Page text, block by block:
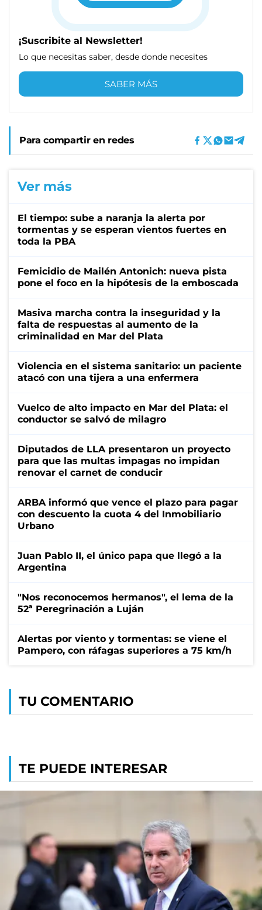
¡Suscribite al Newsletter!
Lo que necesitas saber, desde donde necesites
SABER MÁS
Para compartir en redes
Ver más
El tiempo: sube a naranja la alerta por
tormentas y se esperan vientos fuertes en
toda la PBA
Femicidio de Mailén Antonich: nueva pista
pone el foco en la hipótesis de la emboscada
Masiva marcha contra la inseguridad y la
falta de respuestas al aumento de la
criminalidad en Mar del Plata
Violencia en el sistema sanitario: un paciente
atacó con una tijera a una enfermera
Vuelco de alto impacto en Mar del Plata: el
conductor se salvó de milagro
Diputados de LLA presentaron un proyecto
para que las multas impagas no impidan
renovar el carnet de conducir
ARBA informó que vence el plazo para pagar
con descuento la cuota 4 del Inmobiliario
Urbano
Juan Pablo II, el único papa que llegó a la
Argentina
"Nos reconocemos hermanos", el lema de la
52ª Peregrinación a Luján
Alertas por viento y tormentas: se viene el
Pampero, con ráfagas superiores a 75 km/h
TU COMENTARIO
TE PUEDE INTERESAR